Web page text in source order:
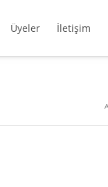
Üyeler İletişim